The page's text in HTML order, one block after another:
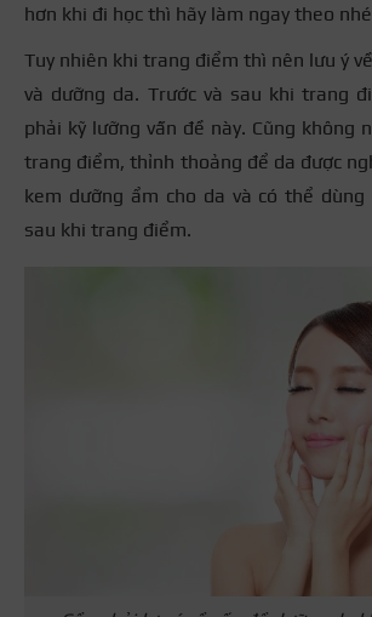
hơn khi đi học thì hãy làm ngay theo
Tuy nhiên khi trang điểm thì nên lưu ý
và dưỡng da. Trước và sau khi trang
phải kỹ lưỡng vấn đề này. Cũng không
trang điểm, thỉnh thoảng để da được
kem dưỡng ẩm cho da và có thể
sau khi trang điểm.